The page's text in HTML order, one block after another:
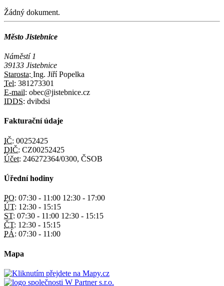
Žádný dokument.
Město Jistebnice
Náměstí 1
39133 Jistebnice
Starosta: Ing. Jiří Popelka
Tel: 381273301
E-mail: obec@jistebnice.cz
IDDS: dvibdsi
Fakturační údaje
IČ: 00252425
DIČ: CZ00252425
Účet: 246272364/0300, ČSOB
Úřední hodiny
PO: 07:30 - 11:00 12:30 - 17:00
ÚT: 12:30 - 15:15
ST: 07:30 - 11:00 12:30 - 15:15
ČT: 12:30 - 15:15
PÁ: 07:30 - 11:00
Mapa